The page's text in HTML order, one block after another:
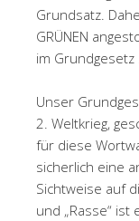
Grundsatz.
GRÜNEN
im
Unser
2. Weltkrieg,
für diese
sicherlich eine
Sichtweise auf
und „Rasse“